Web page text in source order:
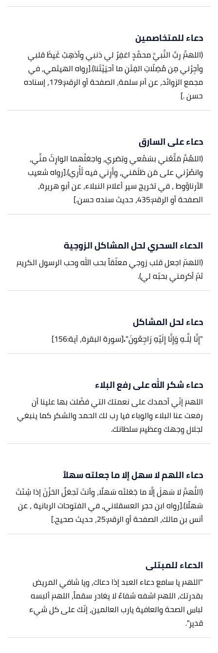
دعاء للمتخاصمين
(اللهمَّ ربَّ النَّبيِّ محمَّدٍ اغفِرْ لي ذنبي وأذهِبْ غَيظَ قلبي
وأجِرْني مِن مُضِلّاتِ الفِتَنِ ما أحيَيْتَنا).[رواه الهيثمي، في
مجمع الزوائد، عن أم سلمة، الصفحة أو الرقم:179، إسناده
حسن .]
دعاء على السارق
(اللهُمَّ مَتِّعْني بسَمْعي وبَصَري، واجعَلْهما الوارِثَ منِّي،
وانصُرْني على مَن ظلَمَني، وأَرِني فيه ثَأْري).[رواه شعيب
الأرناؤوط ، في تخريج سير أعلام النبلاء، عن أبو هريرة،
الصفحة أو الرقم:435، حديث سنده حسن.]
الدعاء السحري لحل المشاكل الزوجية
(اللهمّ اجعل قلب زوجي معلّقاً بحب الله وحب الرسول الكريم
ثمّ أكرمني بحبّه لي).
دعاء لحل المشاكل
"إِنَّا لِلَّـهِ وَإِنَّا إِلَيْهِ رَاجِعُونَ".[سورة البقرة، آية:156]
دعاء شكر الله على رفع البلاء
اللهم إنّي أحمدك على نعمتك التي فضّلت بها علينا أن
رفعت عنا البلاء والوباء فيا رب لك الحمد والشكر كما ينبغي
لجلال وجهك وعظيم سلطانك.
دعاء اللهم لا سهل إلا ما جعلته سهلاً
(اللَّهمَّ لا سَهلَ إلَّا ما جَعَلتَه سَهلًا، وأنتَ تَجعَلُ الحَزْنَ إذا شِئتَ
سَهلًا).[رواه ابن حجر العسقلاني، في الفتوحات الربانية ، عن
أنس بن مالك، الصفحة أو الرقم:25، حديث صحيح.]
الدعاء للمبتلى
"اللهم يا سامع دعاء العبد إذا دعاك، ويا شافي المريض
بقدرتك، اللهم اشفه شفاءً لا يغادر سقماً، اللهم ألبسه
لباس الصحة والعافية يارب العالمين، إنّك على كل شيء
قدير".